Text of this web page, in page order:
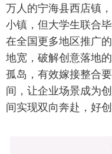
万人的宁海县西店镇
小镇，但大学生联合
在全国更多地区推广
地宽，破解创意落地
孤岛，有效嫁接整合
间，让企业场景成为
间实现双向奔赴，好